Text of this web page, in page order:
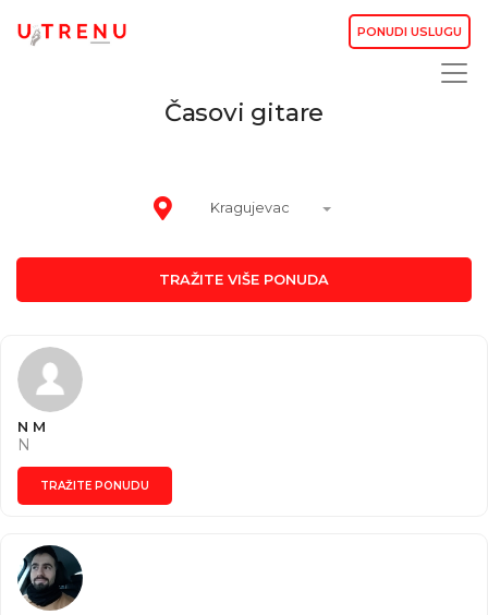
PONUDI USLUGU
Časovi gitare
Kragujevac
TRAŽITE VIŠE PONUDA
N M
N
TRAŽITE PONUDU